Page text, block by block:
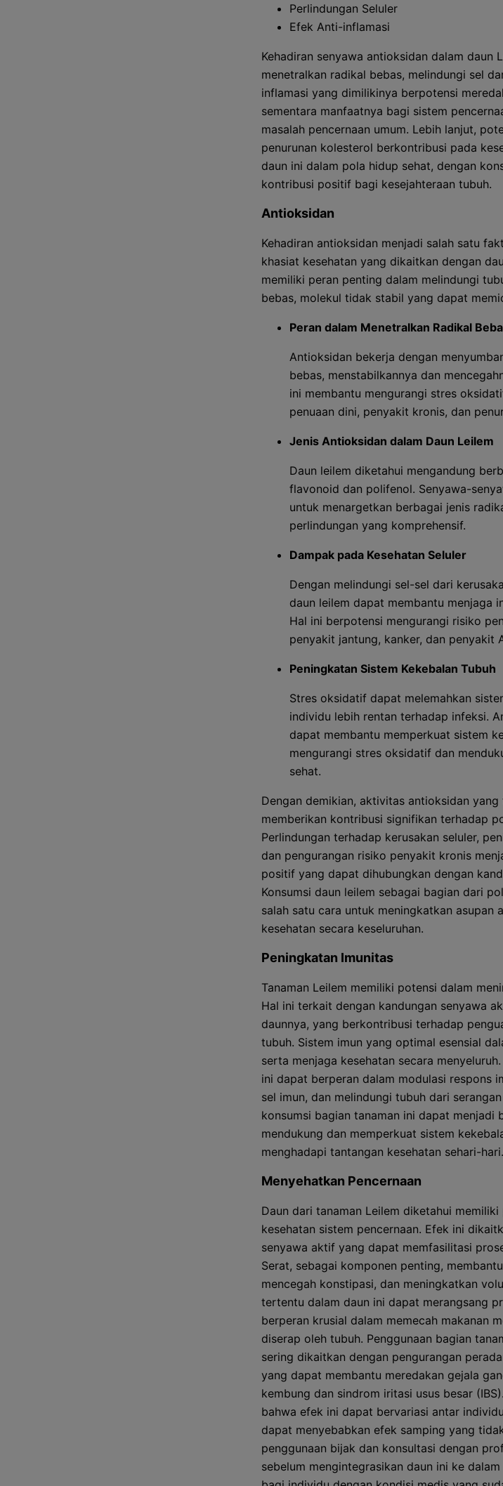
Perlindungan Seluler
Efek Anti-inflamasi
Kehadiran senyawa antioksidan dalam daun
menetralkan radikal bebas, melindungi sel
inflamasi yang dimilikinya berpotensi
sementara manfaatnya bagi sistem
masalah pencernaan umum. Lebih lanjut,
penurunan kolesterol berkontribusi pada
daun ini dalam pola hidup sehat, dengan
kontribusi positif bagi kesejahteraan tubuh.
Antioksidan
Kehadiran antioksidan menjadi salah satu
khasiat kesehatan yang dikaitkan dengan
memiliki peran penting dalam melindungi
bebas, molekul tidak stabil yang dapat
Peran dalam Menetralkan Radikal
Antioksidan bekerja dengan
bebas, menstabilkannya dan
ini membantu mengurangi stres
penuaan dini, penyakit kronis, dan
Jenis Antioksidan dalam Daun Leilem
Daun leilem diketahui mengandung
flavonoid dan polifenol. Senyawa-
untuk menargetkan berbagai jenis
perlindungan yang komprehensif.
Dampak pada Kesehatan Seluler
Dengan melindungi sel-sel dari
daun leilem dapat membantu menjaga
Hal ini berpotensi mengurangi risiko
penyakit jantung, kanker, dan penyakit
Peningkatan Sistem Kekebalan Tubuh
Stres oksidatif dapat melemahkan
individu lebih rentan terhadap infeksi.
dapat membantu memperkuat sistem
mengurangi stres oksidatif dan
sehat.
Dengan demikian, aktivitas antioksidan
memberikan kontribusi signifikan terhadap
Perlindungan terhadap kerusakan seluler,
dan pengurangan risiko penyakit kronis
positif yang dapat dihubungkan dengan
Konsumsi daun leilem sebagai bagian dari
salah satu cara untuk meningkatkan asupan
kesehatan secara keseluruhan.
Peningkatan Imunitas
Tanaman Leilem memiliki potensi dalam
Hal ini terkait dengan kandungan senyawa
daunnya, yang berkontribusi terhadap
tubuh. Sistem imun yang optimal esensial
serta menjaga kesehatan secara
ini dapat berperan dalam modulasi respons
sel imun, dan melindungi tubuh dari
konsumsi bagian tanaman ini dapat menjadi
mendukung dan memperkuat sistem
menghadapi tantangan kesehatan sehari-hari.
Menyehatkan Pencernaan
Daun dari tanaman Leilem diketahui
kesehatan sistem pencernaan. Efek ini
senyawa aktif yang dapat memfasilitasi
Serat, sebagai komponen penting,
mencegah konstipasi, dan meningkatkan
tertentu dalam daun ini dapat merangsang
berperan krusial dalam memecah makanan
diserap oleh tubuh. Penggunaan bagian
sering dikaitkan dengan pengurangan
yang dapat membantu meredakan gejala
kembung dan sindrom iritasi usus besar
bahwa efek ini dapat bervariasi antar
dapat menyebabkan efek samping yang
penggunaan bijak dan konsultasi dengan
sebelum mengintegrasikan daun ini ke